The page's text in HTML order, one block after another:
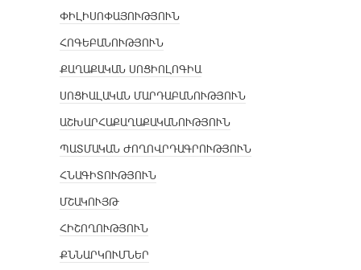
ՓԻԼԻՍՈՓԱՅՈՒԹՅՈՒՆ
ՀՈԳԵԲԱՆՈՒԹՅՈՒՆ
ՔԱՂԱՔԱԿԱՆ ՍՈՑԻՈԼՈԳԻԱ
ՍՈՑԻԱԼԱԿԱՆ ՄԱՐԴԱԲԱՆՈՒԹՅՈՒՆ
ԱՇԽԱՐՀԱՔԱՂԱՔԱԿԱՆՈՒԹՅՈՒՆ
ՊԱՏՄԱԿԱՆ ԺՈՂՈՎՐԴԱԳՐՈՒԹՅՈՒՆ
ՀՆԱԳԻՏՈՒԹՅՈՒՆ
ՄՇԱԿՈՒՅԹ
ՀԻՇՈՂՈՒԹՅՈՒՆ
ՔՆՆԱՐԿՈՒՄՆԵՐ